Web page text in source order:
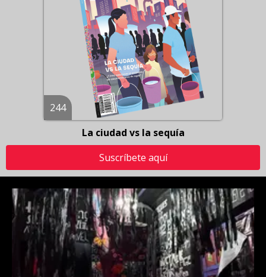
244
La ciudad vs la sequía
Suscríbete aquí